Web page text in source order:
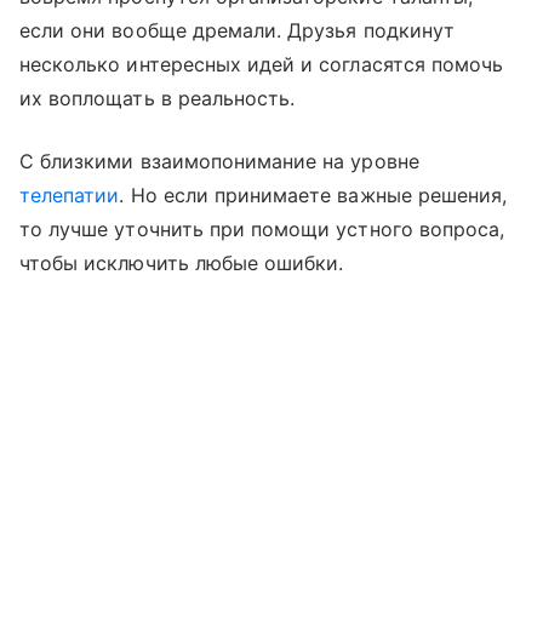
если они вообще дремали. Друзья подкинут
несколько интересных идей и согласятся помочь
их воплощать в реальность.
С близкими взаимопонимание на уровне
телепатии. Но если принимаете важные решения,
то лучше уточнить при помощи устного вопроса,
чтобы исключить любые ошибки.